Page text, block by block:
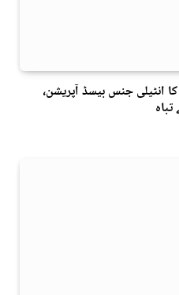
انٹیلی جنس بیسڈ آپریشن،